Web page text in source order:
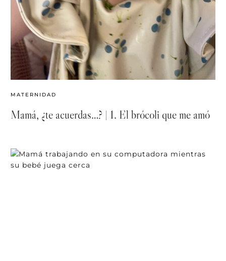
MATERNIDAD
Mamá, ¿te acuerdas…? | 1. El brócoli que me amó